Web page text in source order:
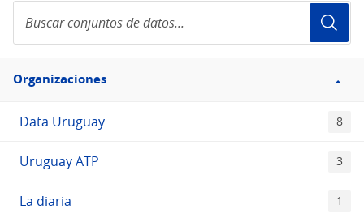
conjuntos
de
Filtro
Organizaciones
Organizaciones
Data Uruguay 8
Uruguay ATP 3
La diaria 1